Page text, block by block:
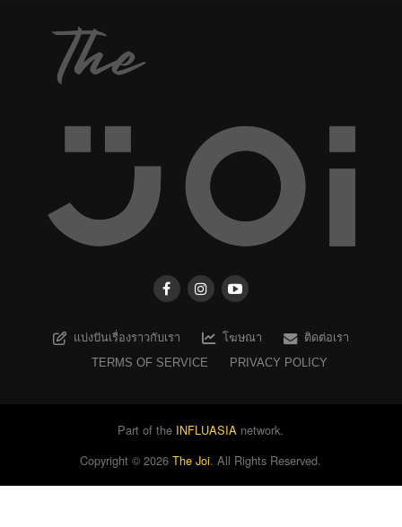
แบ่งปันเรื่องราวกับเรา โฆษณา
ติดต่อเรา
TERMS OF SERVICE
PRIVACY POLICY
Part of the INFLUASIA network.
Copyright ©2026 The Joi. All Rights Reserved.